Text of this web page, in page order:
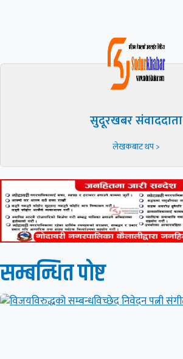
सुदूरखबर संवाददाता
लेखकबाट थप >
सम्बन्धित पाेष्ट